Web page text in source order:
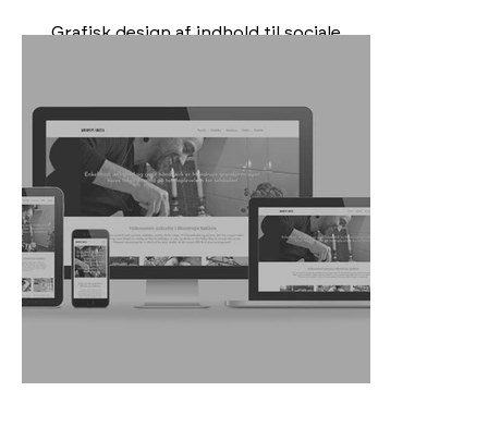
Grafisk design af indhold til sociale
formidle dit budskab til disse medier. Vi
har eksisteret siden den tidlige digitale
begyndelse med langsomme 56k
modemforbindelser og da der ikke var
noget der hed WiFi :)